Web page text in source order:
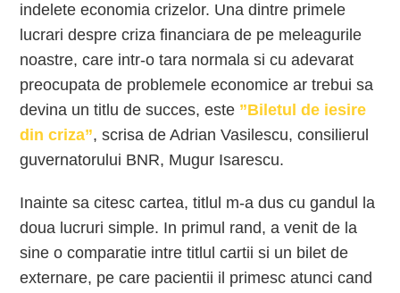
indelete economia crizelor. Una dintre primele
lucrari despre criza financiara de pe meleagurile
noastre, care intr-o tara normala si cu adevarat
preocupata de problemele economice ar trebui sa
devina un titlu de succes, este ”Biletul de iesire
din criza”, scrisa de Adrian Vasilescu, consilierul
guvernatorului BNR, Mugur Isarescu.
Inainte sa citesc cartea, titlul m-a dus cu gandul la
doua lucruri simple. In primul rand, a venit de la
sine o comparatie intre titlul cartii si un bilet de
externare, pe care pacientii il primesc atunci cand